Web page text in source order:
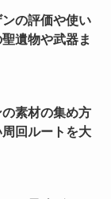
ンの評価や使い
遺物や武器ま
の素材の集め方
回ルートを大